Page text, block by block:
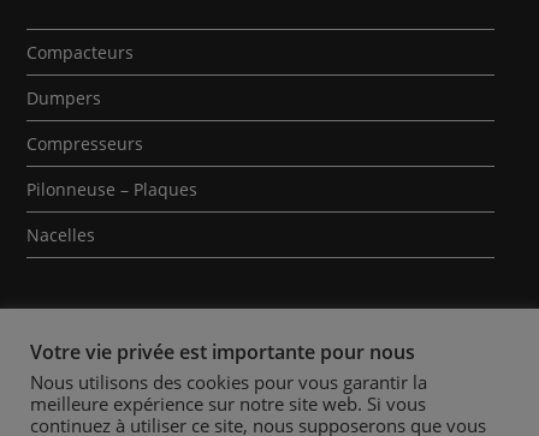
Compacteurs
Dumpers
Compresseurs
Pilonneuse – Plaques
Nacelles
Qui sommes-nous ? Contact Mentions Légales
Votre vie privée est importante pour nous
Nous utilisons des cookies pour vous garantir la
meilleure expérience sur notre site web. Si vous
continuez à utiliser ce site, nous supposerons que vous